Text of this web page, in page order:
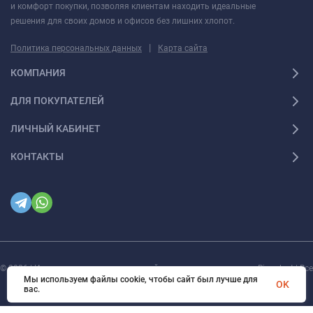
и комфорт покупки, позволяя клиентам находить идеальные
решения для своих домов и офисов без лишних хлопот.
Политика персональных данных | Карта сайта
КОМПАНИЯ
ДЛЯ ПОКУПАТЕЛЕЙ
ЛИЧНЫЙ КАБИНЕТ
КОНТАКТЫ
© 2026 | Интернет магазин инженерной сантехники и электрики Rigaplast | Все
права защищены
Мы используем файлы cookie, чтобы сайт был лучше для
вас.
OK